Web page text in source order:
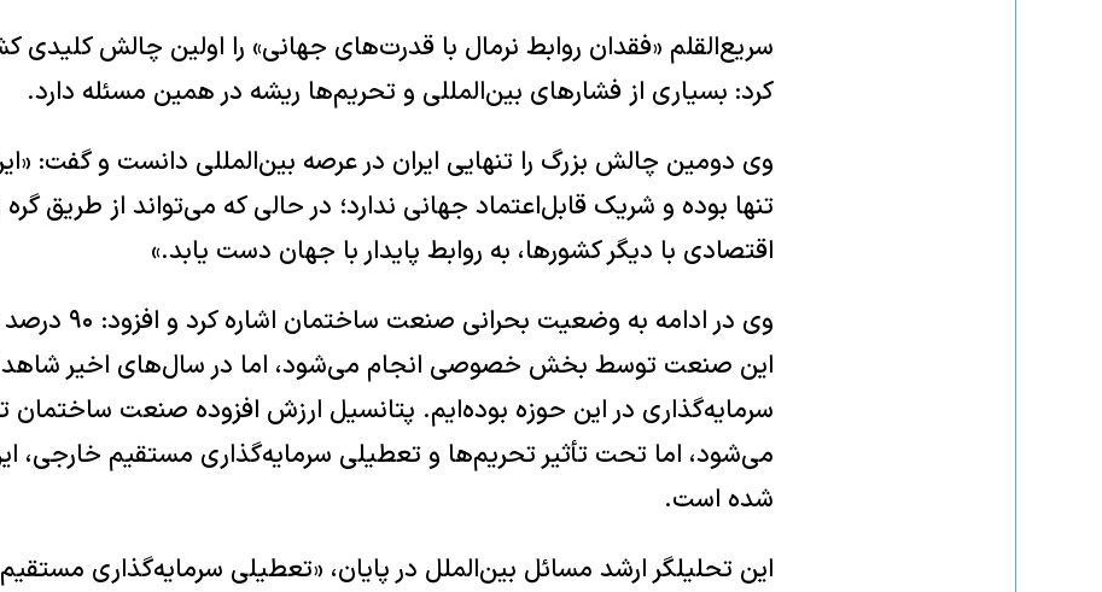
سریع‌القلم «فقدان روابط نرمال با قدرت‌های جهانی» را اولین چالش کلیدی
کرد: بسیاری از فشارهای بین‌المللی و تحریم‌ها ریشه در همین مسئله دارد.
وی دومین چالش بزرگ را تنهایی ایران در عرصه بین‌المللی دانست و گفت:
تنها بوده و شریک قابل‌اعتماد جهانی ندارد؛ در حالی که می‌تواند از طریق
اقتصادی با دیگر کشورها، به روابط پایدار با جهان دست یابد.»
وی در ادامه به
می‌شود، اما تحت تأثیر تحریم‌ها و تعطیلی سرمایه‌گذاری مستقیم خارجی،
شده است.
این تحلیلگر ارشد مسائل بین‌الملل در پایان، «تعطیلی سرمایه‌گذاری